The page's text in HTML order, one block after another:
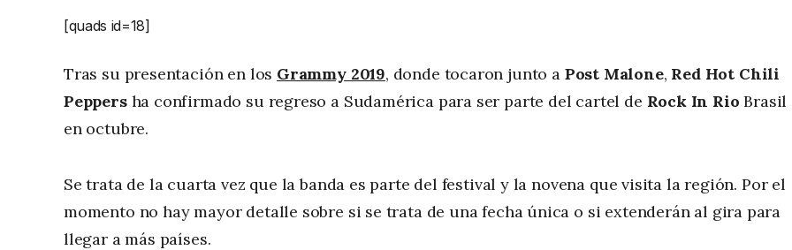
[quads id=18]
Tras su presentación en los Grammy 2019, donde tocaron junto a Post Malone, Red Hot Chili
Peppers ha confirmado su regreso a Sudamérica para ser parte del cartel de Rock In Rio Brasil
en octubre.
Se trata de la cuarta vez que la banda es parte del festival y la novena que visita la región. Por el
momento no hay mayor detalle sobre si se trata de una fecha única o si extenderán al gira para
llegar a más países.